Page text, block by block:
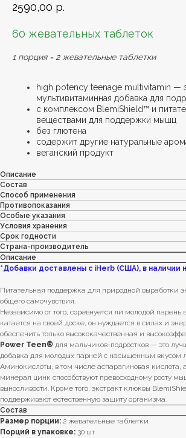
2590,00 р.
60 жевательных таблеток
1 порция = 2 жевательные таблетки
high potency teenage multivitamin —
мультивитаминная добавка для
с комплексом BlemiShield™ и
веществами для поддержки мышц
без глютена
содержит другие натуральные
веганский продукт
Описание
Состав
Способ применения
Противопоказания
Особые указания
Условия хранения
Срок годности
Страна-производитель
Описание
*Добавки доставлены с iHerb (США), в наличии
Питательная поддержка для природной выработки
общего самочувствия.
Независимо от того, соревнуется ли молодой парень
катается на своей доске, он нуждается в силах и
обеспечить только высококачественная и
Power Teen® для мальчиков-подростков — это
добавка для молодых парней с насыщенным вкусом
Аминокислоты, в том числе аспарагиновая
минерал цинк способствуют превосходному росту
выносливости. Кроме того, экстракт клюквы
поддерживают естественную защиту организма.
Состав
Размер порции: 2 жевательные таблетки
Порций в упаковке: 30 шт